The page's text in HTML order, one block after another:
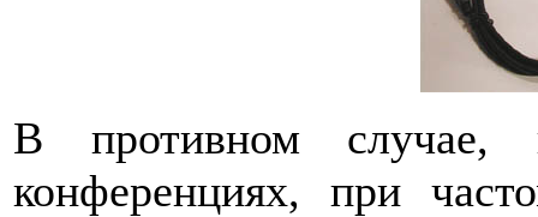
В противном случае,
конференциях, при